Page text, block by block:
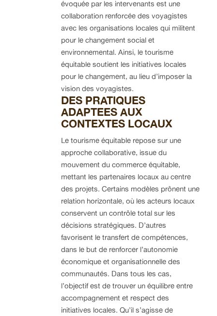
évoquée par les intervenants est une
collaboration renforcée des voyagistes
avec les organisations locales qui militent
pour le changement social et
environnemental. Ainsi, le tourisme
équitable soutient les initiatives locales
pour le changement, au lieu d’imposer la
vision des voyagistes.
DES PRATIQUES
ADAPTEES AUX
CONTEXTES LOCAUX
Le tourisme équitable repose sur une
approche collaborative, issue du
mouvement du commerce équitable,
mettant les partenaires locaux au centre
des projets. Certains modèles prônent une
relation horizontale, où les acteurs locaux
conservent un contrôle total sur les
décisions stratégiques. D’autres
favorisent le transfert de compétences,
dans le but de renforcer l’autonomie
économique et organisationnelle des
communautés. Dans tous les cas,
l’objectif est de trouver un équilibre entre
accompagnement et respect des
initiatives locales. Qu’il s’agisse de